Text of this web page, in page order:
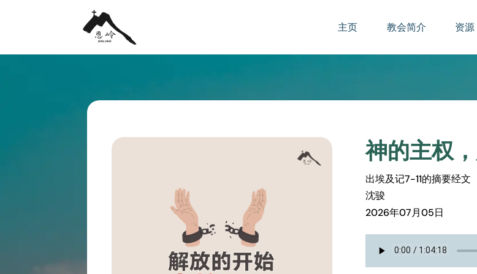
主页 教会简介 资源
神的主权
出埃及记7-11的摘要经文
沈骏
2026年07月05日